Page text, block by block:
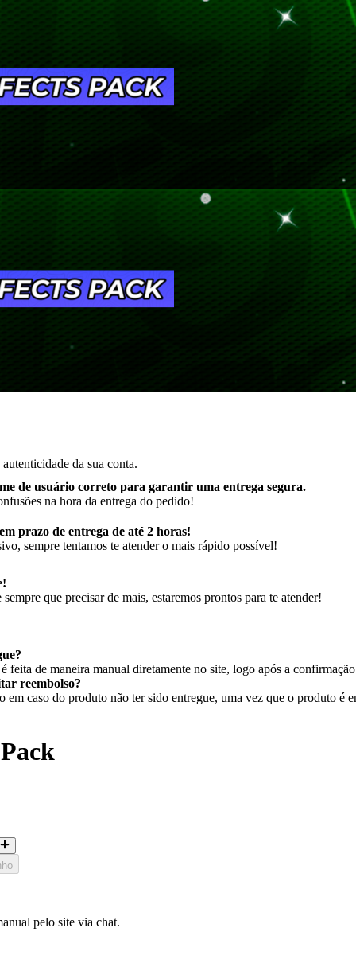
da sua conta.
de usuário correto para garantir uma entrega segura.
na hora da entrega do pedido!
prazo de entrega de até 2 horas!
sempre tentamos te atender o mais rápido possível!
que precisar de mais, estaremos prontos para te atender!
feita de maneira manual diretamente no site, logo após a
reembolso?
em caso do produto não ter sido entregue, uma vez que o produto é
pelo site via chat.